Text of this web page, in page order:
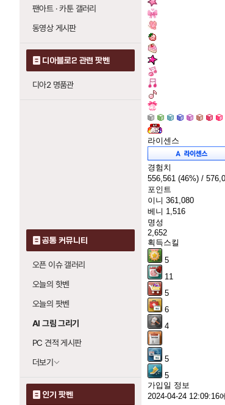
팬아트 · 카툰 갤러리
동영상 게시판
디아블로2 관련 팟벤
디아2 명품관
공통 커뮤니티
오픈 이슈 갤러리
오늘의 핫벤
오늘의 팟벤
AI 그림 그리기
PC 견적 게시판
더보기
인기 팟벤
라이센스
경험치
556,561 (46%) /
포인트
이니 361,080
베니 1,516
명성
2,652
획득스킬
5
11
5
6
4
5
5
가입일 정보
2024-04-24 12:09:16